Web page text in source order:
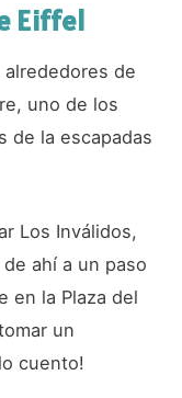
Eiffel
alrededores de
uno de los
de la escapadas
Los Inválidos,
ahí a un paso
en la Plaza del
un
cuento!